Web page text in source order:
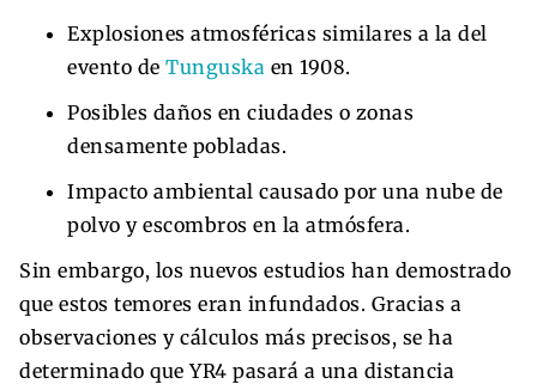
Explosiones atmosféricas similares a la del
evento de Tunguska en 1908.
Posibles daños en ciudades o zonas
densamente pobladas.
Impacto ambiental causado por una nube de
polvo y escombros en la atmósfera.
Sin embargo, los nuevos estudios han demostrado
que estos temores eran infundados. Gracias a
observaciones y cálculos más precisos, se ha
determinado que YR4 pasará a una distancia